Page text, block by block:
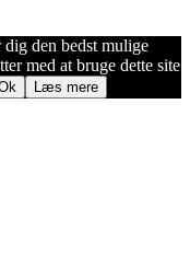
den bedst mulige
med at bruge dette site
Læs mere